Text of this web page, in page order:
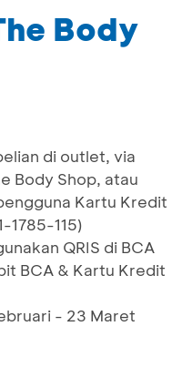
Body
di outlet, via
Body Shop, atau
Kartu Kredit
1785-115)
QRIS di BCA
BCA & Kartu Kredit
- 23 Maret